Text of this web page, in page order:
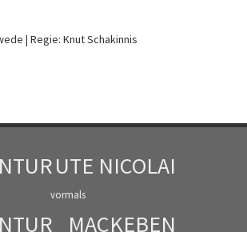
Regie: Knut Schakinnis
UTE NICOLAI
vormals
MACKEBEN